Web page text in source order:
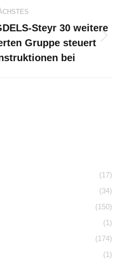
Nächster
Beitrag:
Steyr 30 weitere
Gruppe steuert
bei
(17)
(34)
(150)
(1)
(174)
(1)